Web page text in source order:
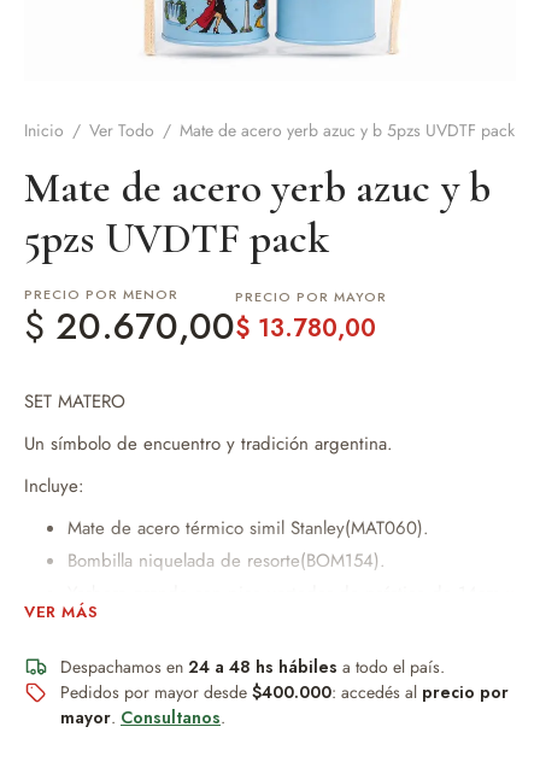
Inicio / Ver Todo / Mate de acero yerb azuc y b 5pzs UVDTF pack
Mate de acero yerb azuc y b
5pzs UVDTF pack
PRECIO POR MENOR
$ 20.670,00
PRECIO POR MAYOR
$ 13.780,00
SET MATERO
Un símbolo de encuentro y tradición argentina.
Incluye:
Mate de acero térmico simil Stanley(MAT060).
Bombilla niquelada de resorte(BOM154).
8dm.
azucarera mediana con pico vertedor de prástico de
10cm x 8dm
Bolsa transportadora de plástico 25cm x 32cm.
VER MÁS
Despachamos en 24 a 48 hs hábiles a todo el país.
Pedidos por mayor desde $400.000: accedés al precio por
mayor. Consultanos.
y accesorios